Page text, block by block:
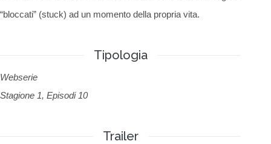
“bloccati” (stuck) ad un momento della propria vita.
Tipologia
Webserie
Stagione 1, Episodi 10
Trailer